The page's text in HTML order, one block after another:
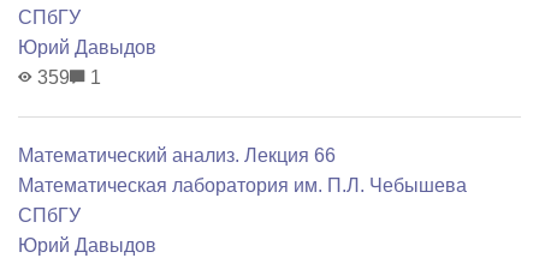
СПбГУ
Юрий Давыдов
359
1
Математический анализ. Лекция 66
Математичеcкая лаборатория им. П.Л. Чебышева
СПбГУ
Юрий Давыдов